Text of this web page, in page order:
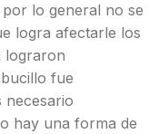
lo general no se
logra afectarle los
lograron
fue
necesario
hay una forma de